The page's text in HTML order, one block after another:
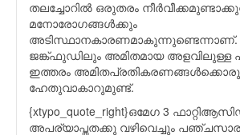
തലച്ചോറില്‍ ഒരുതരം
മനോരോഗങ്ങള്‍ക്കും
അടിസ്ഥാനകാരണമാകുന്നുണ്ടെന്നാണ്.
ജങ്ക്ഫുഡിലും അമിതമായ
ഇത്തരം അമിതപ്രതികരണങ്ങള്‍ക്കൊരു
ഹേതുവാകാറുമുണ്ട്.
{xtypo_quote_right}ഒമേഗ 3
അപര്യാപ്തതക്കു വഴിവെച്ചും